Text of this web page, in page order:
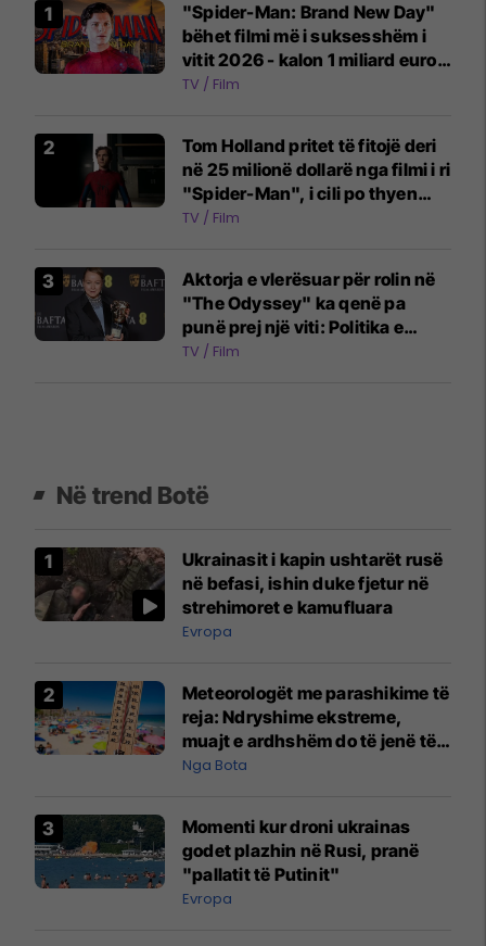
"Spider-Man: Brand New Day"
bëhet filmi më i suksesshëm i
vitit 2026 - kalon 1 miliard euro
fitime
TV / Film
Tom Holland pritet të fitojë deri
në 25 milionë dollarë nga filmi i ri
"Spider-Man", i cili po thyen
rekorde në kinema
TV / Film
Aktorja e vlerësuar për rolin në
"The Odyssey" ka qenë pa
punë prej një viti: Politika e
industrisë ka ndryshuar
TV / Film
Në trend Botë
Ukrainasit i kapin ushtarët rusë
në befasi, ishin duke fjetur në
strehimoret e kamufluara
Evropa
Meteorologët me parashikime të
reja: Ndryshime ekstreme,
muajt e ardhshëm do të jenë të
pazakontë
Nga Bota
Momenti kur droni ukrainas
godet plazhin në Rusi, pranë
"pallatit të Putinit"
Evropa